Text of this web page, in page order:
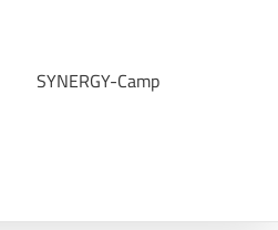
SYNERGY-Camp